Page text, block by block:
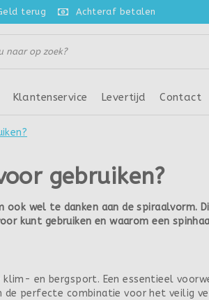
terug Achteraf betalen
Klantenservice Levertijd Contact
gebruiken?
ook wel te danken aan de
kunt gebruiken en waarom een
en bergsport. Een essentieel
de perfecte combinatie voor het veilig